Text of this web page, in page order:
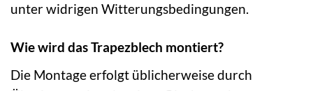
unter widrigen Witterungsbedingungen.
Wie wird das Trapezblech montiert?
Die Montage erfolgt üblicherweise durch